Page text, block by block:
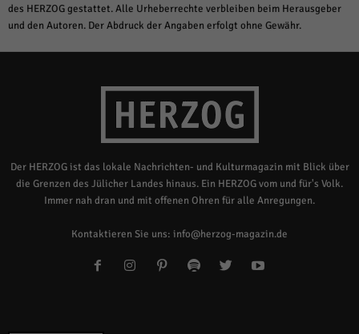
des HERZOG gestattet. Alle Urheberrechte verbleiben beim Herausgeber
und den Autoren. Der Abdruck der Angaben erfolgt ohne Gewähr.
Der HERZOG ist das lokale Nachrichten- und Kulturmagazin mit Blick über
die Grenzen des Jülicher Landes hinaus. Ein HERZOG vom und für's Volk.
Immer nah dran und mit offenen Ohren für alle Anregungen.
Kontaktieren Sie uns: info@herzog-magazin.de